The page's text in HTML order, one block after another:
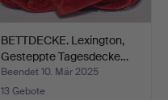
BETTDECKE. Lexington,
Gesteppte Tagesdecke…
Beendet 10. Mär 2025
13 Gebote